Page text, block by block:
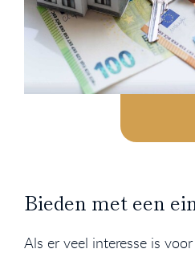
Bieden met een
Als er veel interesse is